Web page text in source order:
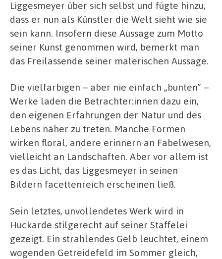
Liggesmeyer über sich selbst und fügte hinzu,
dass er nun als Künstler die Welt sieht wie sie
sein kann. Insofern diese Aussage zum Motto
seiner Kunst genommen wird, bemerkt man
das Freilassende seiner malerischen Aussage.
Die vielfarbigen – aber nie einfach „bunten” –
Werke laden die Betrachter:innen dazu ein,
den eigenen Erfahrungen der Natur und des
Lebens näher zu treten. Manche Formen
wirken floral, andere erinnern an Fabelwesen,
vielleicht an Landschaften. Aber vor allem ist
es das Licht, das Liggesmeyer in seinen
Bildern facettenreich erscheinen ließ.
Sein letztes, unvollendetes Werk wird in
Huckarde stilgerecht auf seiner Staffelei
gezeigt. Ein strahlendes Gelb leuchtet, einem
wogenden Getreidefeld im Sommer gleich,